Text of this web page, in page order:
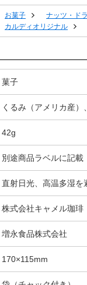
お菓子
ナッツ・ド
カルディオリジナル
菓子
くるみ（アメリカ産
42g
別途商品ラベルに記載
直射日光、高温多湿を
株式会社キャメル珈琲
増永食品株式会社
170×115mm